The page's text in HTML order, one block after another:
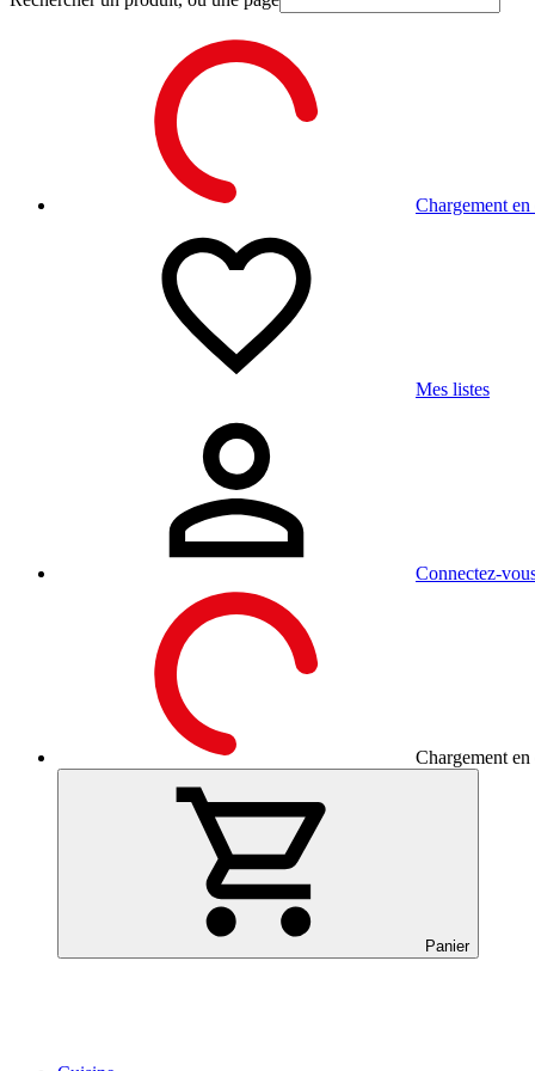
Chargement en
Mes listes
Connectez-
Chargement en
Panier